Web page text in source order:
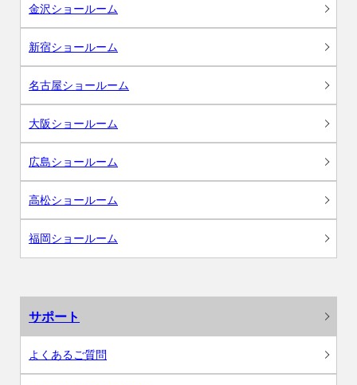
金沢ショールーム
新宿ショールーム
名古屋ショールーム
大阪ショールーム
広島ショールーム
高松ショールーム
福岡ショールーム
サポート
よくあるご質問